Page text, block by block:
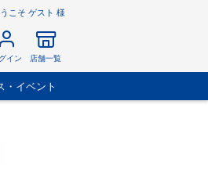
こそ ゲスト 様
イン 店舗一覧
・イベント